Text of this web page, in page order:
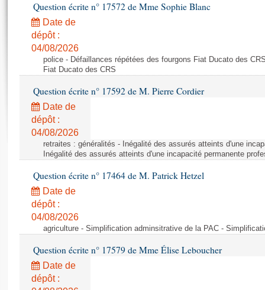
Projets de loi
Propositions de loi
Amendements
Textes adoptés
Rapports législatifs
Rapports sur l'application des lois
Baromètre de l’application des lois
Dossiers législatifs
Budget et sécurité sociale
Questions écrites et orales
Comptes rendus des débats
Histoire
Juniors
Anciennes législatures
Contacts et plan d'accès
Photos libres de droit
Question écrite n° 17572 de Mme Sophie Blanc
Date de
dépôt :
04/08/2026
police - Défaillances répétées des fourgons Fiat Ducato des
Fiat Ducato des CRS
Question écrite n° 17592 de M. Pierre Cordier
Date de
dépôt :
04/08/2026
retraites : généralités - Inégalité des assurés atteints d'une
Inégalité des assurés atteints d'une incapacité permanente
Question écrite n° 17464 de M. Patrick Hetzel
Date de
dépôt :
04/08/2026
agriculture - Simplification adminsitrative de la PAC -
Question écrite n° 17579 de Mme Élise Leboucher
Date de
dépôt :